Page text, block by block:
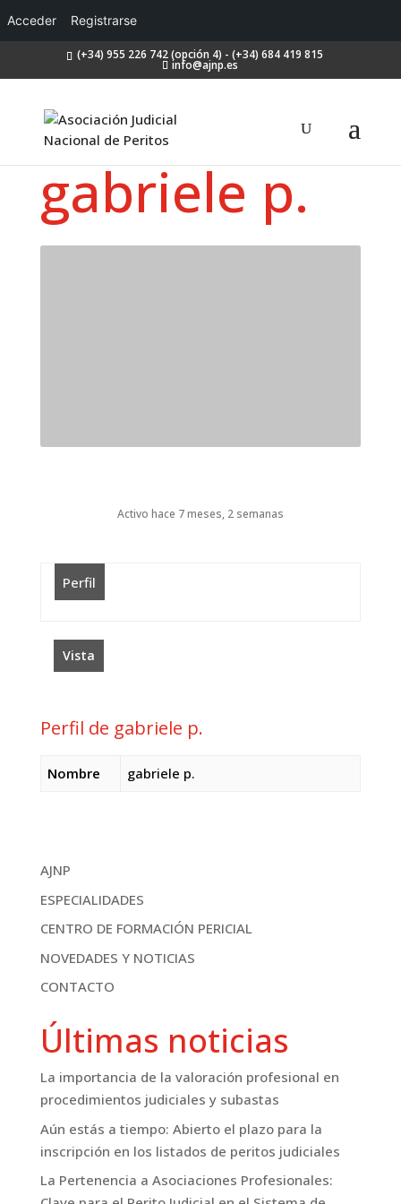
Acceder Registrarse
(+34) 955 226 742 (opción 4) - (+34) 684 419 815
info@ajnp.es
gabriele p.
Activo hace 7 meses, 2 semanas
Perfil
Vista
Perfil de gabriele p.
Nombre gabriele p.
AJNP
ESPECIALIDADES
CENTRO DE FORMACIÓN PERICIAL
NOVEDADES Y NOTICIAS
CONTACTO
Últimas noticias
La importancia de la valoración profesional en
procedimientos judiciales y subastas
Aún estás a tiempo: Abierto el plazo para la
inscripción en los listados de peritos judiciales
La Pertenencia a Asociaciones Profesionales: